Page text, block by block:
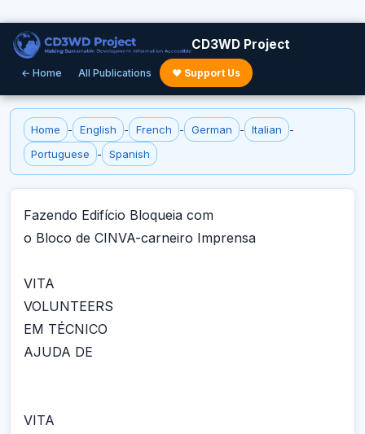
CD3WD Project
← Home All Publications ♥ Support Us
Home - English - French - German - Italian
-
Portuguese
- Spanish
Fazendo Edifício Bloqueia com
o Bloco de CINVA-carneiro Imprensa
VITA
VOLUNTEERS
EM TÉCNICO
AJUDA DE
VITA